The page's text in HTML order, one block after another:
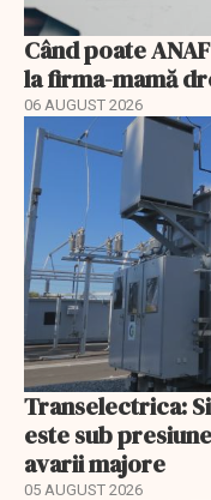
Când poate
la firma-mamă
06 AUGUST 2026
Transelectrica:
este sub
avarii majore
05 AUGUST 2026